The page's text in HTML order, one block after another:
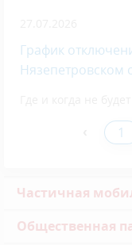
График
Нязепетровском
1
Частичная
Общественная